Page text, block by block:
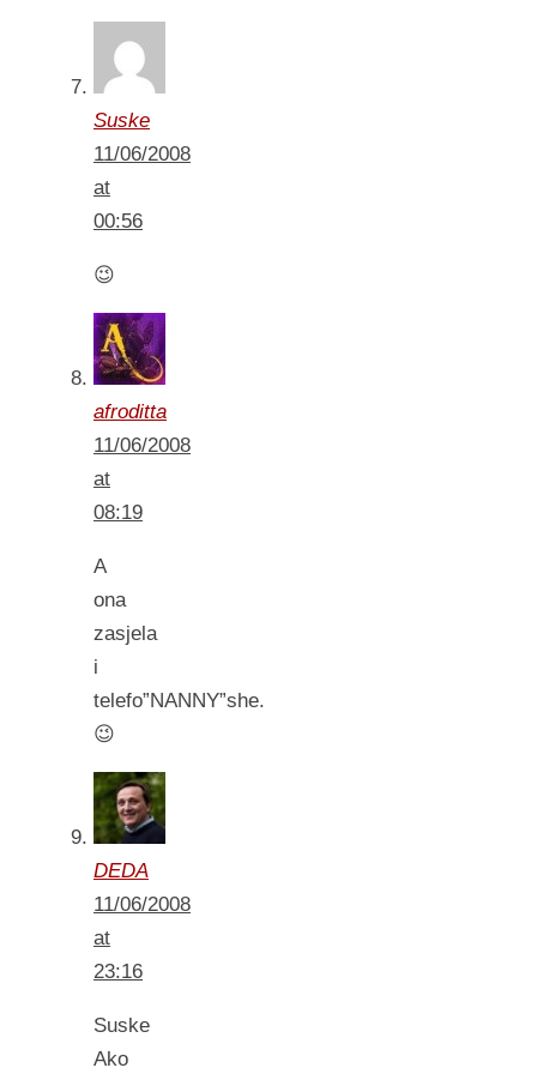
Suske
11/06/2008
at
00:56
😉
afroditta
11/06/2008
at
08:19
A
ona
zasjela
i
telefo”NANNY”she.
😉
DEDA
11/06/2008
at
23:16
Suske
Ako